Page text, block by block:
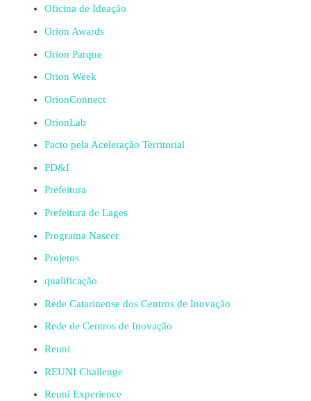
Oficina de Ideação
Orion Awards
Orion Parque
Orion Week
OrionConnect
OrionLab
Pacto pela Aceleração Territorial
PD&I
Prefeitura
Prefeitura de Lages
Programa Nascer
Projetos
qualificação
Rede Catarinense dos Centros de Inovação
Rede de Centros de Inovação
Reuni
REUNI Challenge
Reuni Experience